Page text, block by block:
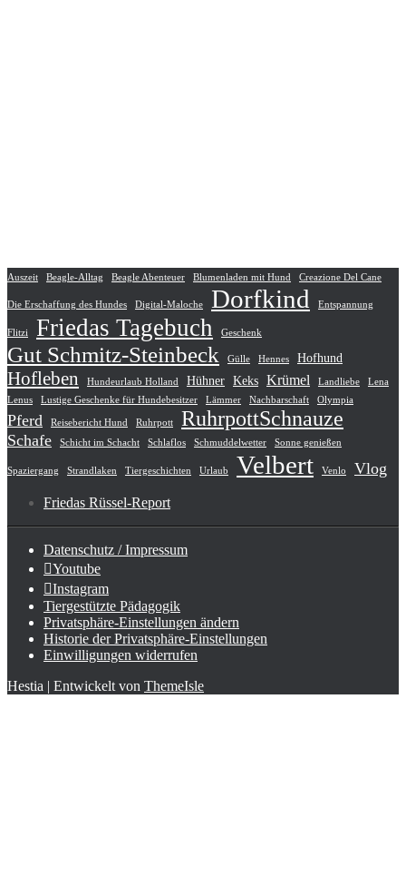
Auszeit Beagle-Alltag Beagle Abenteuer Blumenladen mit Hund Creazione Del Cane
Die Erschaffung des Hundes Digital-Maloche Dorfkind Entspannung
Flitzi Friedas Tagebuch Geschenk
Gut Schmitz-Steinbeck Gülle Hennes Hofhund
Hofleben Hundeurlaub Holland Hühner Keks Krümel Landliebe
Lena
Lenus
Lustige Geschenke für Hundebesitzer Lämmer Nachbarschaft Olympia
Pferd Reisebericht Hund Ruhrpott RuhrpottSchnauze
Schafe Schicht im Schacht Schlaflos Schmuddelwetter Sonne genießen
Spaziergang Strandlaken Tiergeschichten Urlaub Velbert Venlo Vlog
Friedas Rüssel-Report
Datenschutz / Impressum
Youtube
Instagram
Tiergestützte Pädagogik
Privatsphäre-Einstellungen ändern
Historie der Privatsphäre-Einstellungen
Einwilligungen widerrufen
Hestia | Entwickelt von ThemeIsle